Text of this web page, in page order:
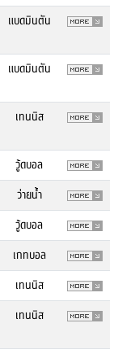
แบดมินตัน
แบดมินตัน
เทนนิส
วู้ดบอล
ว่ายน้ำ
วู้ดบอล
เกทบอล
เทนนิส
เทนนิส